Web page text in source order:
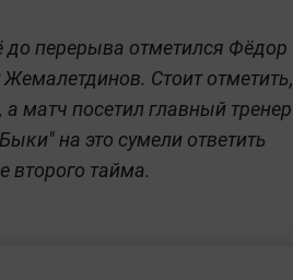
перерыва отметился Фёдор
Стоит отметить,
матч посетил главный тренер
на это сумели ответить
тайма.